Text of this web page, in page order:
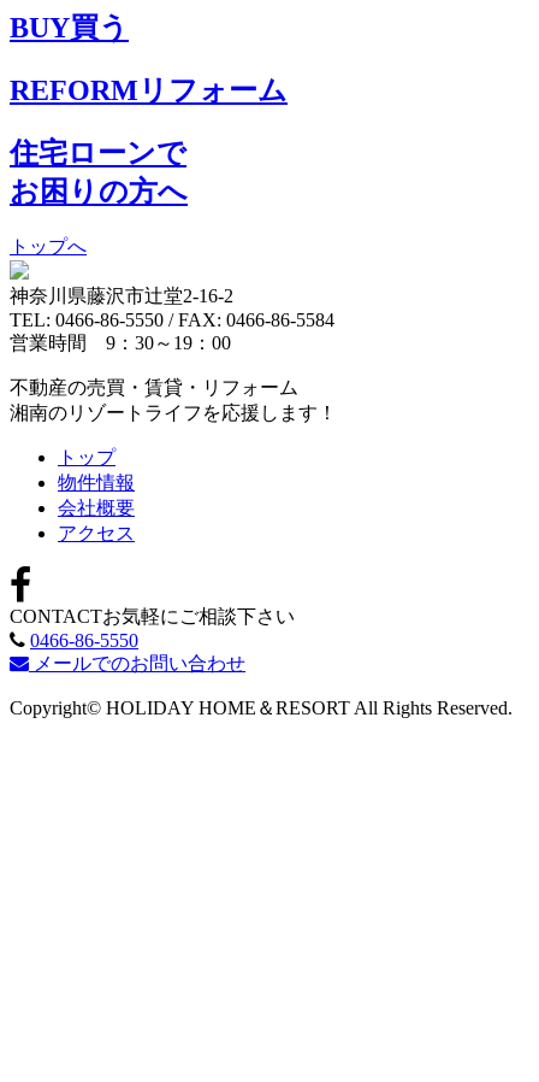
BUY買う
REFORM リフォーム
住宅ローンで
お困りの方へ
トップへ
神奈川県藤沢市辻堂2-16-2
TEL: 0466-86-5550 / FAX: 0466-86-5584
営業時間 9：30～19：00
不動産の売買・賃貸・リフォーム
湘南のリゾートライフを応援します！
トップ
物件情報
会社概要
アクセス
CONTACTお気軽にご相談下さい
0466-86-5550
メールでのお問い合わせ
Copyright© HOLIDAY HOME＆RESORT All Rights Reserved.